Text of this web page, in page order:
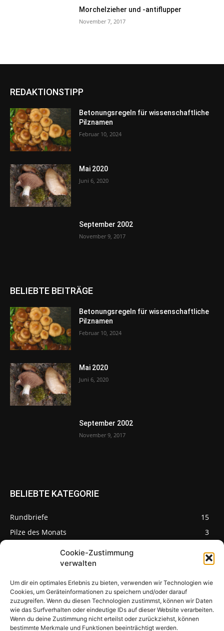
Cookie-Zustimmung
verwalten
Um dir ein optimales Erlebnis zu bieten, verwenden wir Technologien wie
Cookies, um Geräteinformationen zu speichern und/oder darauf
zuzugreifen. Wenn du diesen Technologien zustimmst, können wir Daten
wie das Surfverhalten oder eindeutige IDs auf dieser Website verarbeiten.
Wenn du deine Zustimmung nicht erteilst oder zurückziehst, können
bestimmte Merkmale und Funktionen beeinträchtigt werden.
Morchelzieher und -antiflupper
November 7, 2017
REDAKTIONSTIPP
Betonungsregeln für wissenschaftliche
Pilznamen
Februar 10, 2024
Mai 2020
Juni 6, 2020
September 2002
November 9, 2017
BELIEBTE BEITRÄGE
Betonungsregeln für wissenschaftliche
Pilznamen
Februar 10, 2024
Mai 2020
Juni 6, 2020
September 2002
November 9, 2017
BELIEBTE KATEGORIE
Rundbriefe
15
Pilze des Monats
3
Pilzseite
Seltene Pilze aus
Mainfranken und
Deutschland